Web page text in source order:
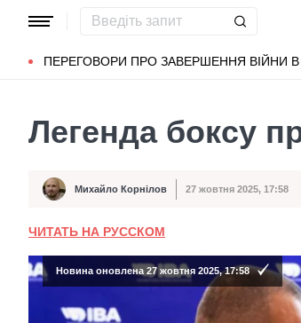
ПЕРЕГОВОРИ ПРО ЗАВЕРШЕННЯ ВІЙНИ В
Популярні запити Маріуполь Донбас
Легенда боксу
Автор Михайло Корнілов
Дата публікації 27 жовтня 2025, 17:58
ЧИТАТЬ НА РУССКОМ
Новина оновлена 27 жовтня 2025, 17:58